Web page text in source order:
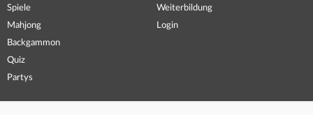
Spiele
Mahjong
Backgammon
Quiz
Partys
Weiterbildung
Login